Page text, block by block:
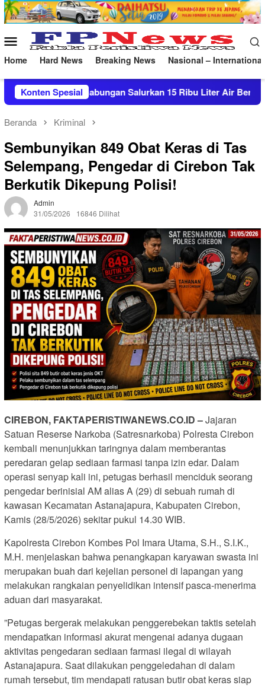
Loncat
ke
Menu
Mobile
Home Hard News Breaking News Nasional – International
Konten Spesial
15 Ribu Liter Air Bersih ke Pasekan Patroli
Beranda Kriminal
Sembunyikan 849 Obat Keras di Tas
Selempang, Pengedar di Cirebon Tak
Berkutik Dikepung Polisi!
Admin
31/05/2026
16846 Dilihat
CIREBON, FAKTAPERISTIWANEWS.CO.ID –Jajaran
Satuan Reserse Narkoba (Satresnarkoba) Polresta Cirebon
kembali menunjukkan taringnya dalam memberantas
peredaran gelap sediaan farmasi tanpa izin edar. Dalam
operasi senyap kali ini, petugas berhasil menciduk seorang
pengedar berinisial AM alias A (29) di sebuah rumah di
kawasan Kecamatan Astanajapura, Kabupaten Cirebon,
Kamis (28/5/2026) sekitar pukul 14.30 WIB.
Kapolresta Cirebon Kombes Pol Imara Utama, S.H., S.I.K.,
M.H. menjelaskan bahwa penangkapan karyawan swasta ini
merupakan buah dari kejelian personel di lapangan yang
melakukan rangkaian penyelidikan intensif pasca-menerima
aduan dari masyarakat.
”Petugas bergerak melakukan penggerebekan taktis setelah
mendapatkan informasi akurat mengenai adanya dugaan
aktivitas pengedaran sediaan farmasi ilegal di wilayah
Astanajapura. Saat dilakukan penggeledahan di dalam
rumah tersebut, tim mendapati ratusan butir obat keras siap